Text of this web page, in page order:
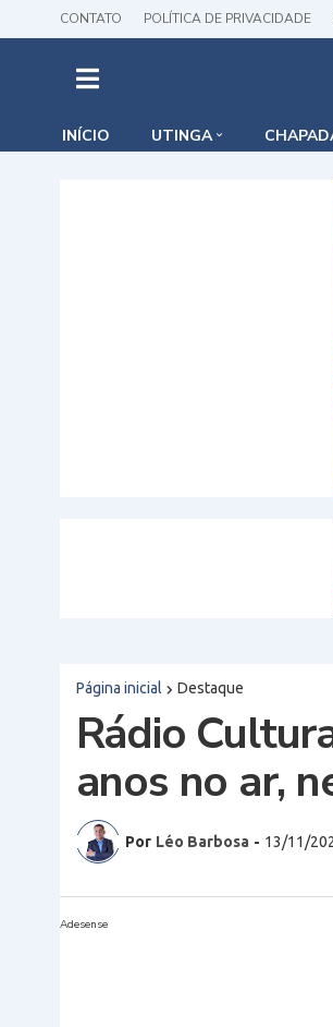
CONTATO POLÍTICA DE PRIVACIDADE
INÍCIO UTINGA
Página inicial Destaque
Rádio
anos no ar,
Por Léo Barbosa - 13/11/
Adesense